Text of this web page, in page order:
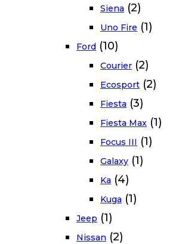
Siena (2)
Uno Fire (1)
Ford (10)
Courier (2)
Ecosport (2)
Fiesta (3)
Fiesta Max (1)
Focus III (1)
Galaxy (1)
Ka (4)
Kuga (1)
Jeep (1)
Nissan (2)